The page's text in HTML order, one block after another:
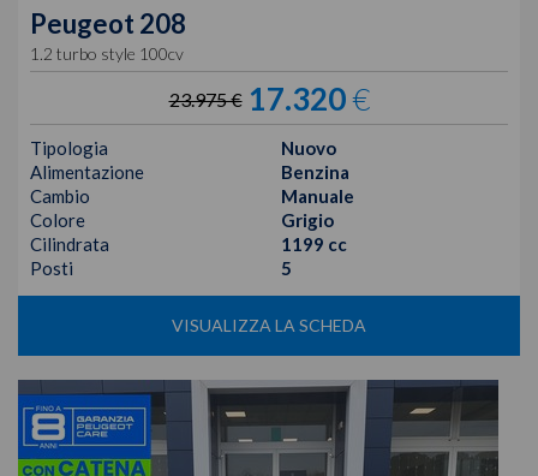
Peugeot 208
1.2 turbo style 100cv
23.975 € 17.320€
Tipologia
Nuovo
Alimentazione
Benzina
Cambio
Manuale
Colore
Grigio
Cilindrata
1199 cc
Posti
5
VISUALIZZA LA SCHEDA